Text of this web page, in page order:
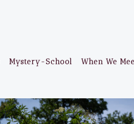
Mystery-School When We